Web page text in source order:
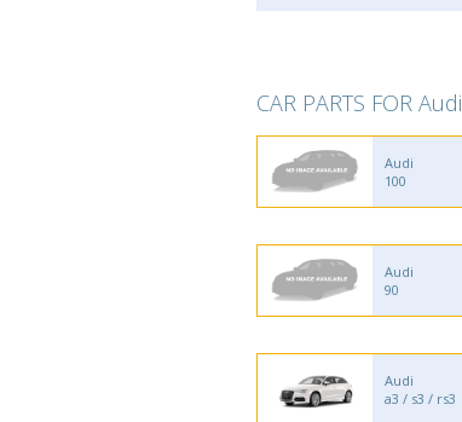
CAR PARTS FOR Audi
Audi
100
Audi
90
Audi
a3 / s3 / rs3